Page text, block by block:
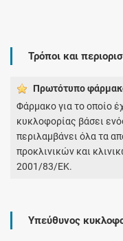
Τρόποι και
Πρωτότυπο
Φάρμακο για το οποίο
κυκλοφορίας βάσει
περιλαμβάνει όλα τα
προκλινικών και
2001/83/ΕΚ.
Υπεύθυνος